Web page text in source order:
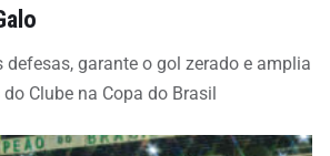
defesas, garante o gol zerado e amplia
Clube na Copa do Brasil